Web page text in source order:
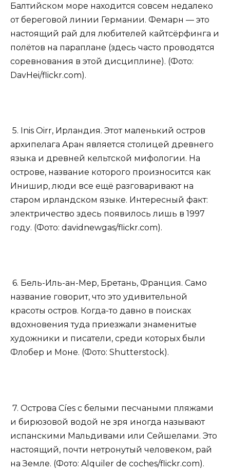
Балтийском море находится совсем недалеко
от береговой линии Германии. Фемарн — это
настоящий рай для любителей кайтсёрфинга и
полётов на параплане (здесь часто проводятся
соревнования в этой дисциплине). (Фото:
DavHei/flickr.com).
5. Inis Oirr, Ирландия. Этот маленький остров
архипелага Аран является столицей древнего
языка и древней кельтской мифологии. На
острове, название которого произносится как
Инишир, люди все ещё разговаривают на
старом ирландском языке. Интересный факт:
электричество здесь появилось лишь в 1997
году. (Фото: davidnewgas/flickr.com).
6. Бель-Иль-ан-Мер, Бретань, Франция. Само
название говорит, что это удивительной
красоты остров. Когда-то давно в поисках
вдохновения туда приезжали знаменитые
художники и писатели, среди которых были
Флобер и Моне. (Фото: Shutterstock).
7. Острова Cíes с белыми песчаными пляжами
и бирюзовой водой не зря иногда называют
испанскими Мальдивами или Сейшелами. Это
настоящий, почти нетронутый человеком, рай
на Земле. (Фото: Alquiler de coches/flickr.com).